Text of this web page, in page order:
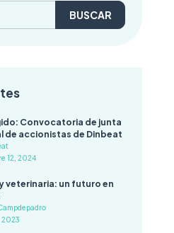
Convocatoria de junta
de accionistas de Dinbeat
12, 2024
veterinaria: un futuro en
2023